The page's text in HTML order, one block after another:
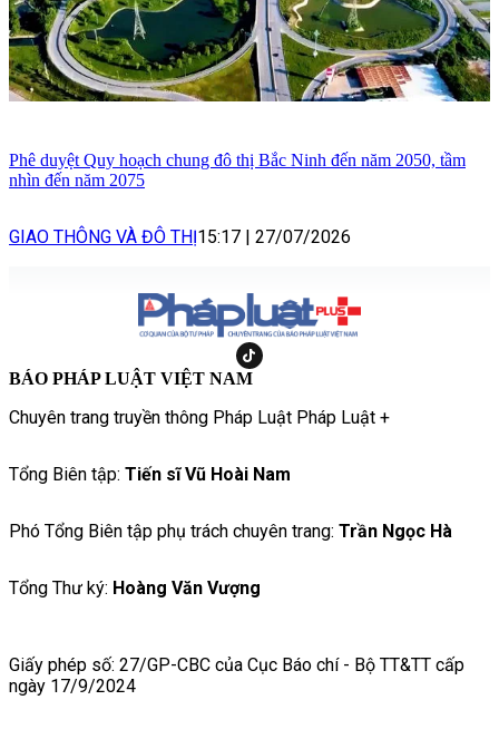
Phê duyệt Quy hoạch chung đô thị Bắc Ninh đến năm 2050, tầm
nhìn đến năm 2075
GIAO THÔNG VÀ ĐÔ THỊ15:17 27/07/2026
BÁO PHÁP LUẬT VIỆT NAM
Chuyên trang truyền thông Pháp Luật Pháp Luật +
Tổng Biên tập: Tiến sĩ Vũ Hoài Nam
Phó Tổng Biên tập phụ trách chuyên trang: Trần Ngọc Hà
Tổng Thư ký: Hoàng Văn Vượng
Giấy phép số: 27/GP-CBC của Cục Báo chí - Bộ TT&TT cấp
ngày 17/9/2024